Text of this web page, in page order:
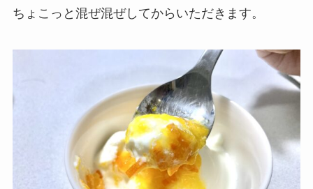
ちょこっと混ぜ混ぜしてからいただきます。